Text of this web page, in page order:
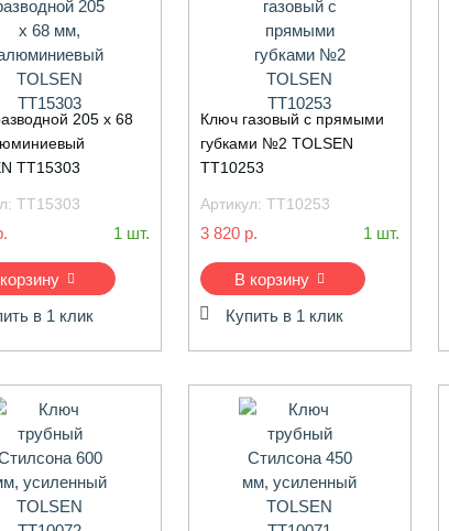
205 х 68
TT15303
TT15303
1 шт.
в 1 клик
Ключ газовый с прямыми
губками №2 TOLSEN
TT10253
Артикул: TT10253
3 820 р. 1 шт.
В корзину
Купить в 1 клик